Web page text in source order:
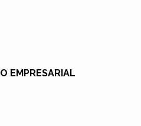
EMPRESARIAL